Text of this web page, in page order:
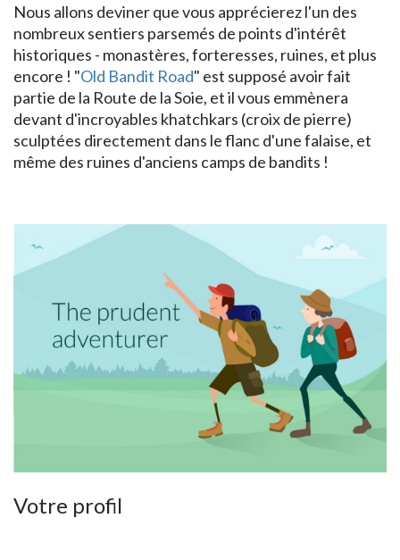
Nous allons deviner que vous apprécierez l'un des
nombreux sentiers parsemés de points d'intérêt
historiques - monastères, forteresses, ruines, et plus
encore ! "Old Bandit Road" est supposé avoir fait
partie de la Route de la Soie, et il vous emmènera
devant d'incroyables khatchkars (croix de pierre)
sculptées directement dans le flanc d'une falaise, et
même des ruines d'anciens camps de bandits !
Votre profil